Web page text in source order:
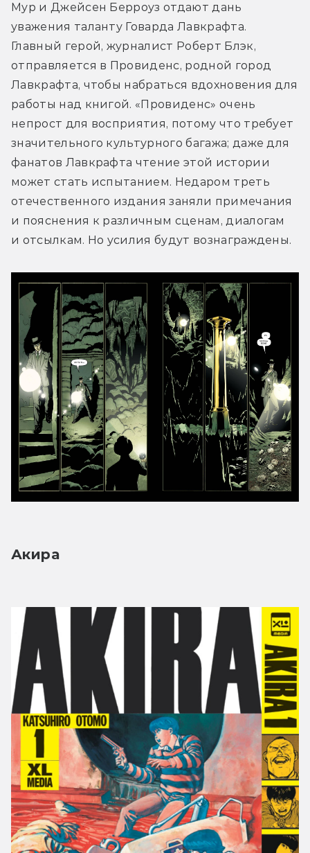
Мур и Джейсен Берроуз отдают дань
уважения таланту Говарда Лавкрафта.
Главный герой, журналист Роберт Блэк,
отправляется в Провиденс, родной город
Лавкрафта, чтобы набраться вдохновения для
работы над книгой. «Провиденс» очень
непрост для восприятия, потому что требует
значительного культурного багажа; даже для
фанатов Лавкрафта чтение этой истории
может стать испытанием. Недаром треть
отечественного издания заняли примечания
и пояснения к различным сценам, диалогам
и отсылкам. Но усилия будут вознаграждены.
Акира